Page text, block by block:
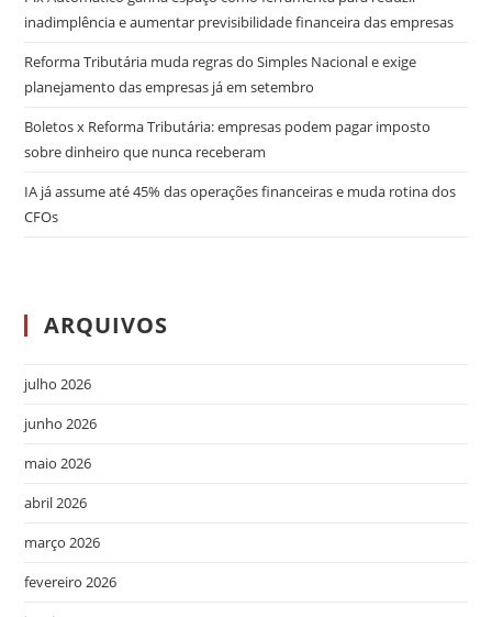
inadimplência e aumentar previsibilidade financeira das empresas
Reforma Tributária muda regras do Simples Nacional e exige
planejamento das empresas já em setembro
Boletos x Reforma Tributária: empresas podem pagar imposto
sobre dinheiro que nunca receberam
IA já assume até 45% das operações financeiras e muda rotina dos
CFOs
ARQUIVOS
julho 2026
junho 2026
maio 2026
abril 2026
março 2026
fevereiro 2026